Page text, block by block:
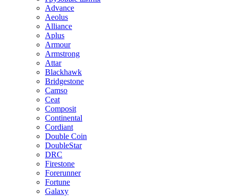
Advance
Aeolus
Alliance
Aplus
Armour
Armstrong
Attar
Blackhawk
Bridgestone
Camso
Ceat
Composit
Continental
Cordiant
Double Coin
DoubleStar
DRC
Firestone
Forerunner
Fortune
Galaxy